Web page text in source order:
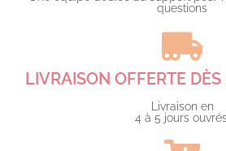
questions​
LIVRAISON OFFERTE
Livraison en
4 à 5 jours ouvrés.​